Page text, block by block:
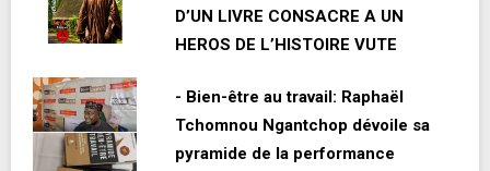
D’UN LIVRE CONSACRE A UN
HEROS DE L’HISTOIRE VUTE
- Bien-être au travail: Raphaël
Tchomnou Ngantchop dévoile sa
pyramide de la performance